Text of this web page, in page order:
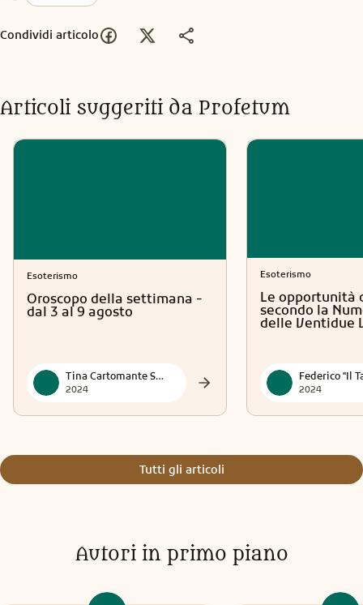
Condividi articolo
Articoli suggeriti da Profetum
Esoterismo
Oroscopo della settimana -
dal 3 al 9 agosto
Tina Cartomante Sensitiva
2024
Esoterismo
Le opportunità
secondo la
delle Ventidue
2024
Tutti gli articoli
Autori in primo piano